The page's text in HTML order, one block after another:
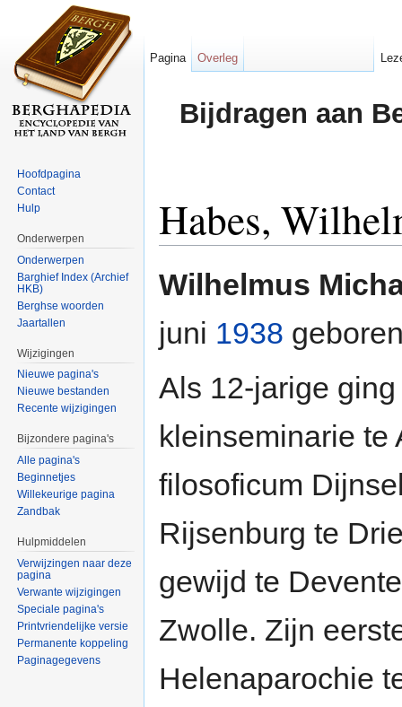
Bijdragen aan
Habes,
Wilhelmus
juni 1938
Als 12-jarige
kleinseminarie te
filosoficum
Rijsenburg te
gewijd te
Zwolle. Zijn
Helenaparochie
Pagina Overleg
Hoofdpagina
Contact
Hulp
Onderwerpen
Onderwerpen
Barghief Index (Archief
HKB)
Berghse woorden
Jaartallen
Wijzigingen
Nieuwe pagina's
Nieuwe bestanden
Recente wijzigingen
Bijzondere pagina's
Alle pagina's
Beginnetjes
Willekeurige pagina
Zandbak
Hulpmiddelen
Verwijzingen naar deze
pagina
Verwante wijzigingen
Speciale pagina's
Printvriendelijke versie
Permanente koppeling
Paginagegevens